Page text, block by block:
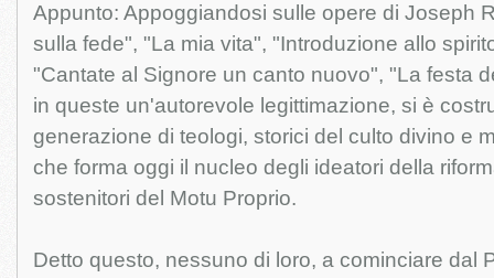
Appunto: Appoggiandosi sulle opere di Joseph
sulla fede", "La mia vita", "Introduzione allo
"Cantate al Signore un canto nuovo", "La festa
in queste un'autorevole legittimazione, si è
generazione di teologi, storici del culto divino e
che forma oggi il nucleo degli ideatori della
sostenitori del Motu Proprio.
Detto questo, nessuno di loro, a cominciare dal